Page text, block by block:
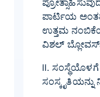
ಪಾರ್ಟಿಯ ಅಂತಹ
ಉತ್ತಮ
ವಿಶಲ್
ii. ಸಂಸ್ಥೆಯೊಳಗೆ